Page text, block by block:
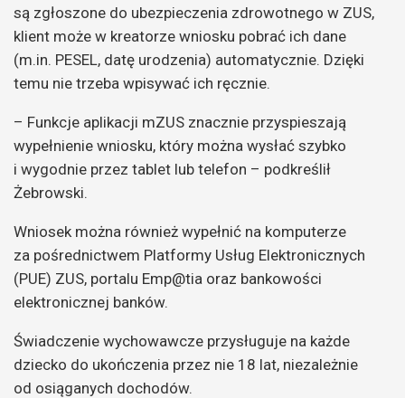
są zgłoszone do ubezpieczenia zdrowotnego w ZUS,
klient może w kreatorze wniosku pobrać ich dane
(m.in. PESEL, datę urodzenia) automatycznie. Dzięki
temu nie trzeba wpisywać ich ręcznie.
– Funkcje aplikacji mZUS znacznie przyspieszają
wypełnienie wniosku, który można wysłać szybko
i wygodnie przez tablet lub telefon – podkreślił
Żebrowski.
Wniosek można również wypełnić na komputerze
za pośrednictwem Platformy Usług Elektronicznych
(PUE) ZUS, portalu Emp@tia oraz bankowości
elektronicznej banków.
Świadczenie wychowawcze przysługuje na każde
dziecko do ukończenia przez nie 18 lat, niezależnie
od osiąganych dochodów.